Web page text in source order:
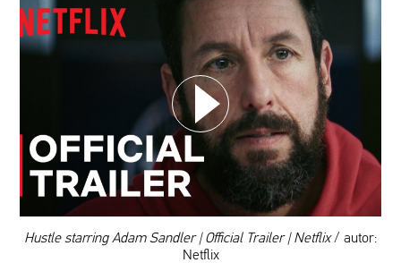
00:00
Hustle starring Adam Sandler | Official Trailer | Netflix/ autor:
Netflix
DODAJ TEN FILM DO PLAYLISTY